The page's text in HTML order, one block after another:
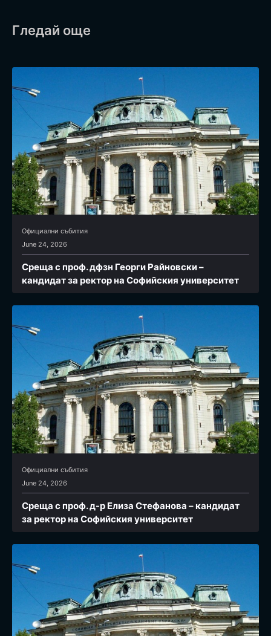
Гледай още
Официални събития
June 24, 2026
Среща с проф. дфзн Георги Райновски –
кандидат за ректор на Софийския университет
Официални събития
June 24, 2026
Среща с проф. д-р Елиза Стефанова – кандидат
за ректор на Софийския университет